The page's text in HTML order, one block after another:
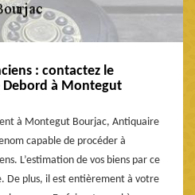
: contactez le
à Montegut
à Montegut Bourjac, Antiquaire
capable de procéder à
L’estimation de vos biens par ce
De plus, il est entièrement à votre